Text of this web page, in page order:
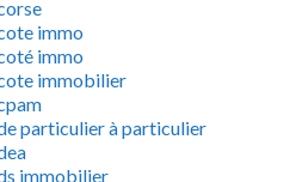
immo
immo
immobilier
particulier à particulier
immobilier